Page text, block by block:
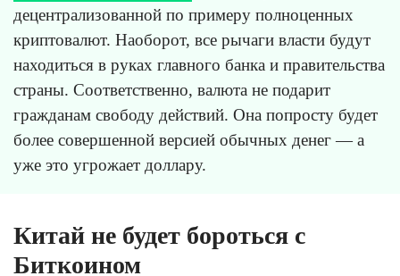
децентрализованной по примеру полноценных
криптовалют. Наоборот, все рычаги власти будут
находиться в руках главного банка и правительства
страны. Соответственно, валюта не подарит
гражданам свободу действий. Она попросту будет
более совершенной версией обычных денег — а
уже это угрожает доллару.
Китай не будет бороться с
Биткоином